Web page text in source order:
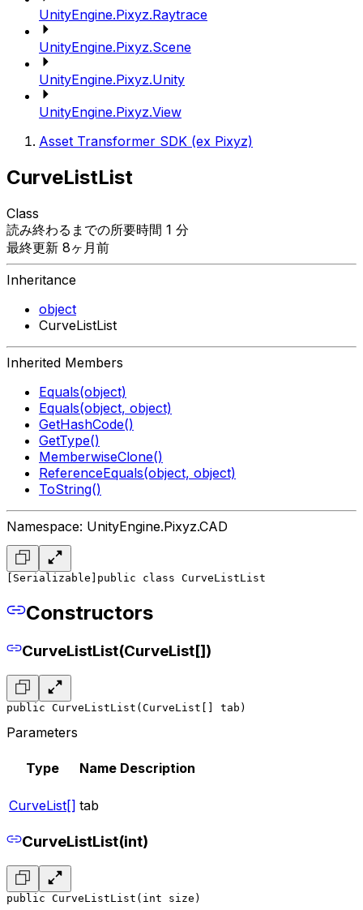
UnityEngine.Pixyz.Raytrace
UnityEngine.Pixyz.Scene
UnityEngine.Pixyz.Unity
UnityEngine.Pixyz.View
Asset Transformer SDK (ex Pixyz)
CurveListList
Class
読み終わるまでの所要時間 1 分
最終更新 8ヶ月前
Inheritance
object
CurveListList
Inherited Members
Equals(object)
Equals(object, object)
GetHashCode()
GetType()
MemberwiseClone()
ReferenceEquals(object, object)
ToString()
Namespace: UnityEngine.Pixyz.CAD
[Serializable] public class CurveListList
Constructors
CurveListList(CurveList[])
public CurveListList(CurveList[] tab)
Parameters
Type Name Description
CurveList[] tab
CurveListList(int)
public CurveListList(int size)